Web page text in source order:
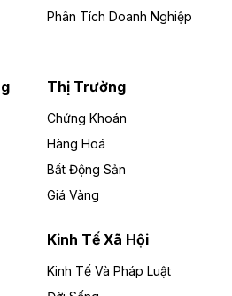
rộng ‘hệ sinh thái’
góp vốn của Công ty Cổ
Gia Lai (HoSE: DLG) được
4.750 tỷ đồng.
gần 59 ha đất làm khu
Thành
Phân Tích Doanh Nghiệp
Thị Trường
Chứng Khoán
Hàng Hoá
Bất Động Sản
Giá Vàng
Kinh Tế Xã Hội
Kinh Tế Và Pháp Luật